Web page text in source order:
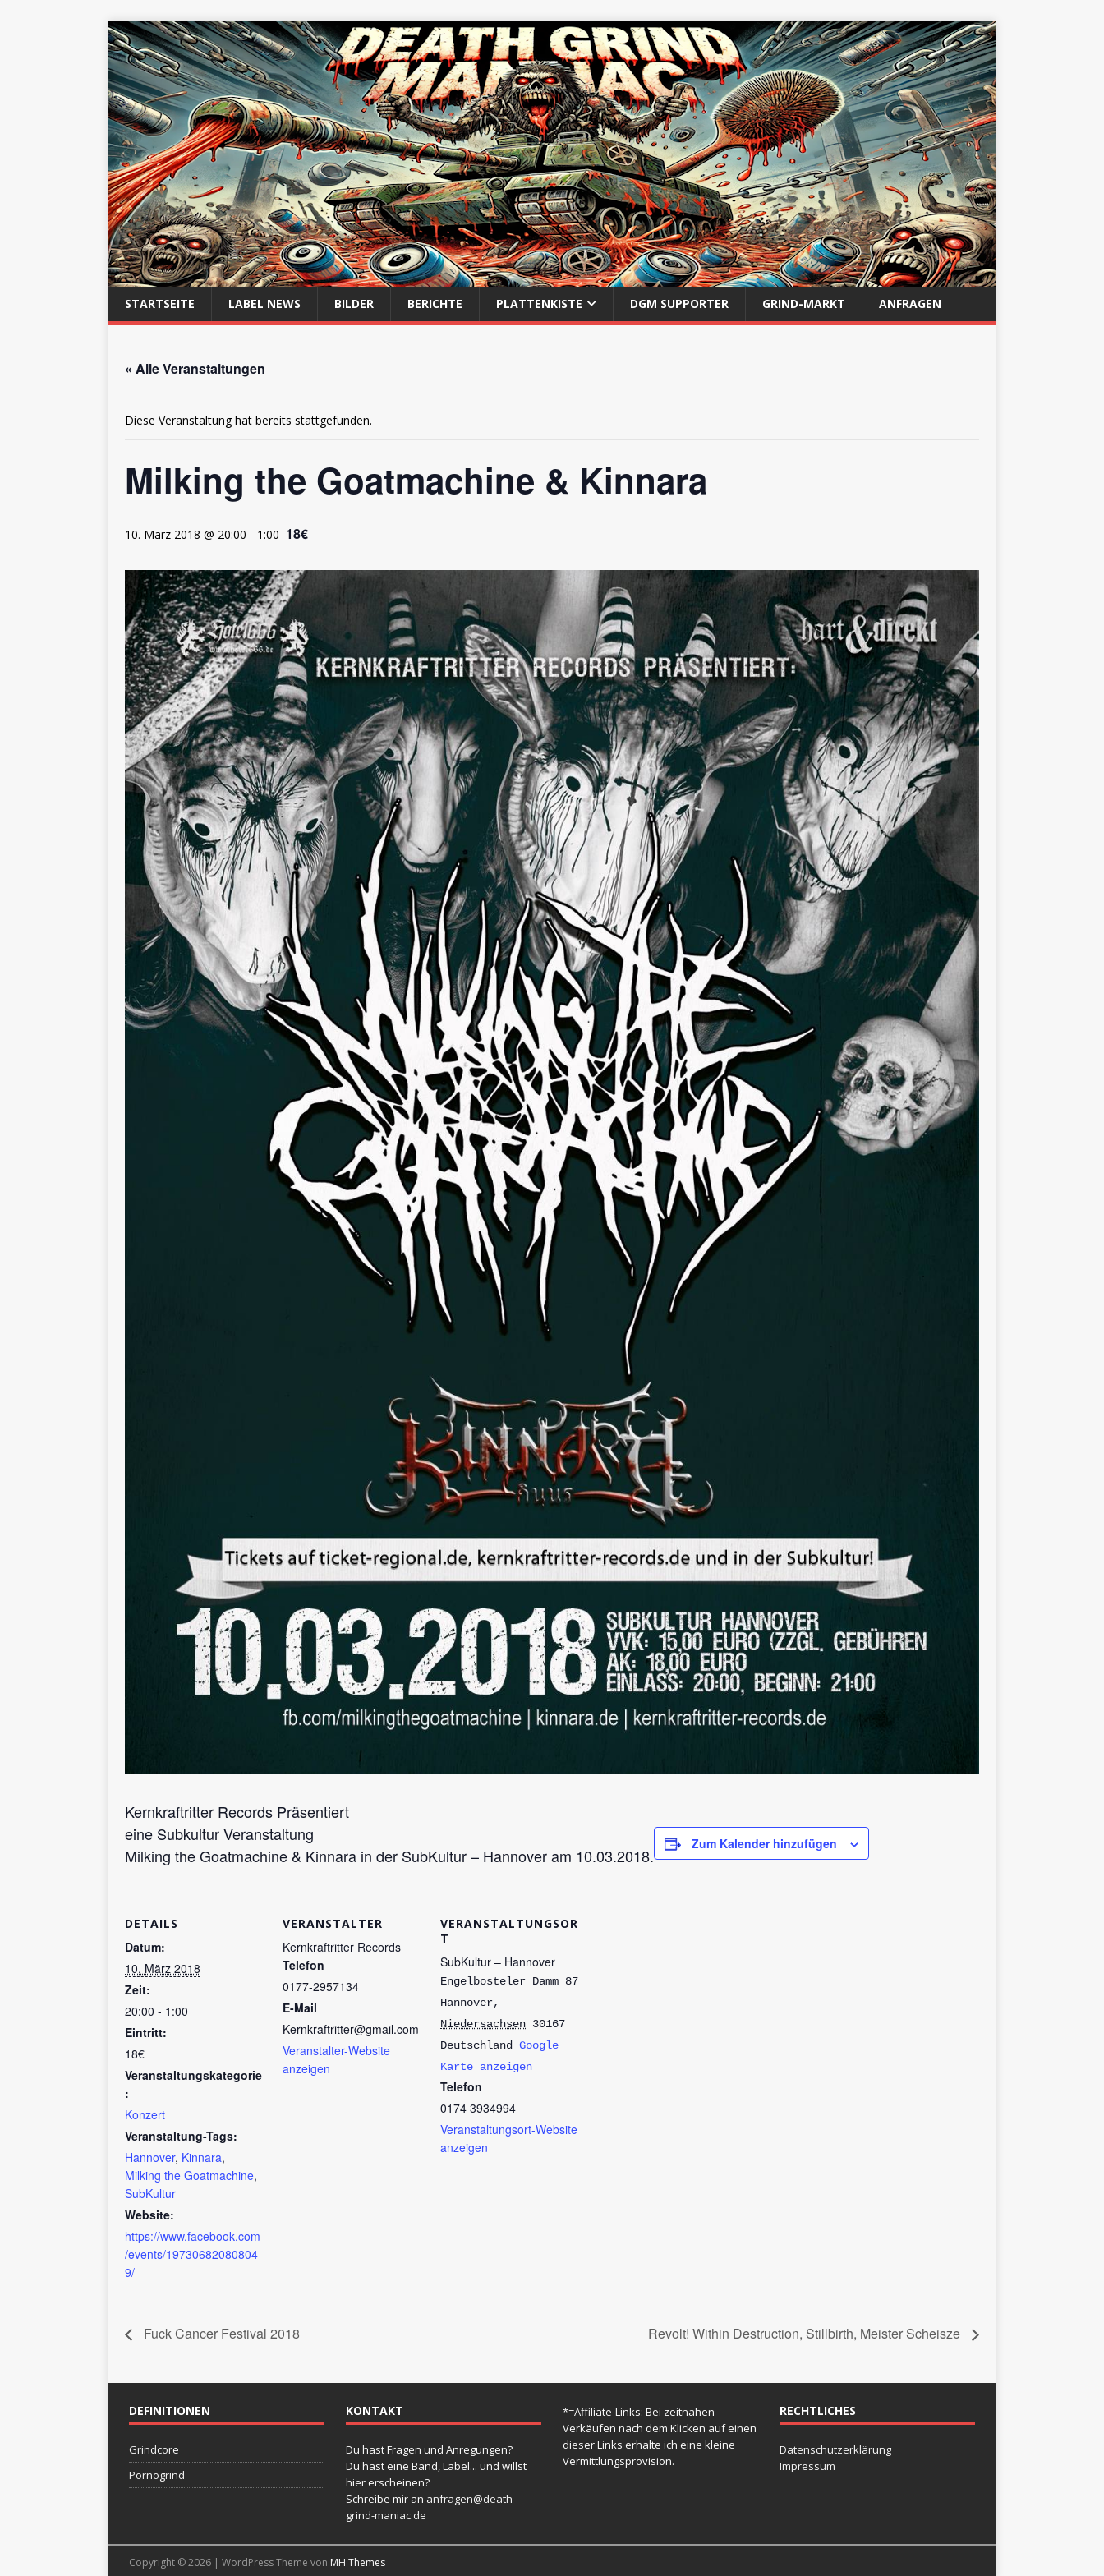
STARTSEITE LABEL NEWS BILDER BERICHTE PLATTENKISTE DGM SUPPORTER GRIND-MARKT ANFRAGEN
« Alle Veranstaltungen
Diese Veranstaltung hat bereits stattgefunden.
Milking the Goatmachine & Kinnara
10. März 2018 @ 20:00 - 1:00 18€
Kernkraftritter Records Präsentiert
eine Subkultur Veranstaltung
Milking the Goatmachine & Kinnara in der SubKultur – Hannover am 10.03.2018.
Zum Kalender hinzufügen
DETAILS
Datum:
10. März 2018
Zeit:
20:00 - 1:00
Eintritt:
18€
Veranstaltungskategorie
:
Konzert
Veranstaltung-Tags:
Hannover, Kinnara,
Milking the Goatmachine,
SubKultur
Website:
https://www.facebook.com
/events/19730682080804
9/
VERANSTALTER
Kernkraftritter Records
Telefon
0177-2957134
E-Mail
Kernkraftritter@gmail.com
Veranstalter-Website
anzeigen
VERANSTALTUNGSOR
T
SubKultur – Hannover
Engelbosteler Damm 87
Hannover,
Niedersachsen 30167
Deutschland
Google
Karte anzeigen
Telefon
0174 3934994
Veranstaltungsort-Website
anzeigen
Fuck Cancer Festival 2018 Revolt! Within Destruction, Stillbirth, Meister Scheisze
DEFINITIONEN
Grindcore
Pornogrind
KONTAKT
Du hast Fragen und Anregungen?
Du hast eine Band, Label... und willst
hier erscheinen?
Schreibe mir an anfragen@death-
grind-maniac.de
*=Affiliate-Links: Bei zeitnahen
Verkäufen nach dem Klicken auf einen
dieser Links erhalte ich eine kleine
Vermittlungsprovision.
RECHTLICHES
Datenschutzerklärung
Impressum
Copyright © 2026 | WordPress Theme von MH Themes